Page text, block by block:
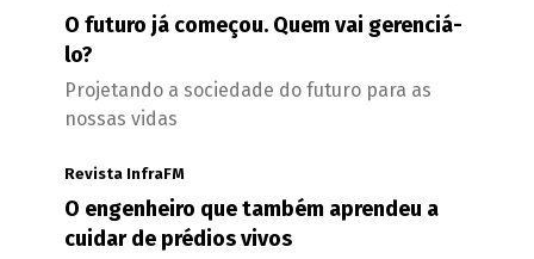
O futuro já começou. Quem vai gerenciá-
lo?
Projetando a sociedade do futuro para as
nossas vidas
Revista InfraFM
O engenheiro que também aprendeu a
cuidar de prédios vivos